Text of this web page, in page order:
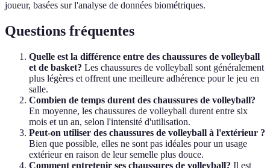
joueur, basées sur l'analyse de données biométriques.
Questions fréquentes
Quelle est la différence entre des chaussures de volleyball
et de basket? Les chaussures de volleyball sont généralement
plus légères et offrent une meilleure adhérence pour le jeu en
salle.
Combien de temps durent des chaussures de volleyball?
En moyenne, les chaussures de volleyball durent entre six
mois et un an, selon l'intensité d'utilisation.
Peut-on utiliser des chaussures de volleyball à l'extérieur ?
Bien que possible, elles ne sont pas idéales pour un usage
extérieur en raison de leur semelle plus douce.
Comment entretenir ses chaussures de volleyball? Il est